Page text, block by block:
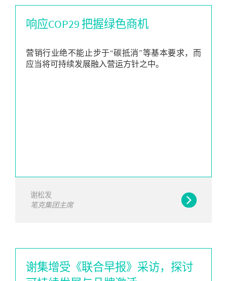
响应COP29 把握绿色商机
营销行业绝不能止步于“碳抵消”等基本要求，而
应当将可持续发展融入营运方针之中。
谢松发
笔克集团主席
谢集增受《联合早报》采访，探讨